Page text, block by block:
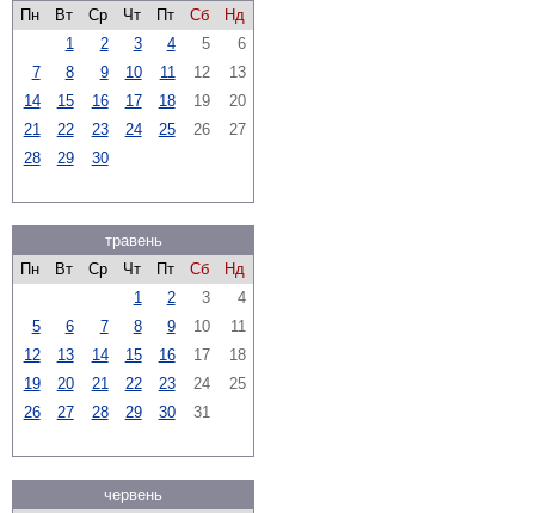
Пн
Вт Ср Чт Пт Сб
Нд
1
2 3 4 5
6
7
8 9 10 11 12
13
14
15 16 17 18 19
20
21
22 23 24 25 26
27
28
29 30
травень
Пн
Вт Ср Чт Пт Сб
Нд
1
2 3
4
5
6 7 8 9 10
11
12
13 14 15 16 17
18
19
20 21 22 23 24
25
26
27 28 29 30 31
червень